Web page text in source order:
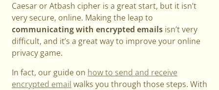
Caesar or Atbash cipher is a great start, but it isn’t
very secure, online. Making the leap to
communicating with encrypted emails isn’t very
difficult, and it’s a great way to improve your online
privacy game.
In fact, our guide on how to send and receive
encrypted email walks you through those steps. With